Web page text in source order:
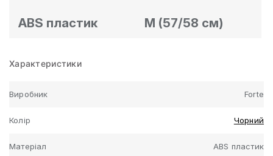
ABS пластик M (57/58 см)
Характеристики
Виробник Forte
Колір Чорний
Матеріал ABS пластик